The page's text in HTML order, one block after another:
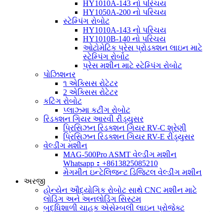
HY1010A-143 નો પરિચય
HY1050A-200 નો પરિચય
સ્ટેમ્પિંગ રોબોટ
HY1010A-143 નો પરિચય
HY1010B-140 નો પરિચય
ઓટોમેટિક પ્રેસ પ્રોડક્શન લાઇન માટે
સ્ટેમ્પિંગ રોબોટ
પ્રેસ મશીન માટે સ્ટેમ્પિંગ રોબોટ
પોઝિશનર
૧ એક્સિસ રોટેટર
2 એક્સિસ રોટેટર
કટિંગ રોબોટ
પ્લાઝ્મા કટીંગ રોબોટ
રિડક્શન ગિયર આરવી રીડ્યુસર
પ્રિસિઝન રિડક્શન ગિયર RV-C શ્રેણી
પ્રિસિઝન રિડક્શન ગિયર RV-E રીડ્યુસર
વેલ્ડીંગ મશીન
MAG-500Pro ASMT વેલ્ડીંગ મશીન
Whatsapp：+8613825085210
મેગમીત ઇન્ટેલિજન્ટ ડિજિટલ વેલ્ડીંગ મશીન
અરજી
હોન્યેન ઔદ્યોગિક રોબોટ સાથે CNC મશીન માટે
લોડિંગ અને અનલોડિંગ સિસ્ટમ
બુદ્ધિશાળી ચાહક એસેમ્બલી લાઇન પ્રોજેક્ટ